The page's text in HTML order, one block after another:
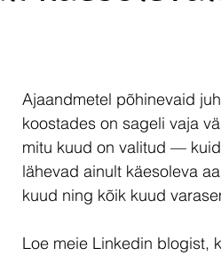
Ajaandmetel põhinevaid
koostades on sageli vaja
mitu kuud on valitud —
lähevad ainult käesoleva
kuud ning kõik kuud
Loe meie Linkedin blogist,